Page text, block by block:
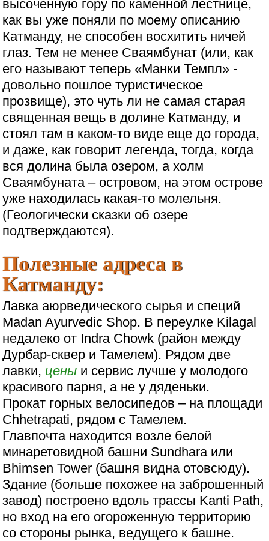
высоченную гору по каменной лестнице,
как вы уже поняли по моему описанию
Катманду, не способен восхитить ничей
глаз. Тем не менее Сваямбунат (или, как
его называют теперь «Манки Темпл» -
довольно пошлое туристическое
прозвище), это чуть ли не самая старая
священная вещь в долине Катманду, и
стоял там в каком-то виде еще до города,
и даже, как говорит легенда, тогда, когда
вся долина была озером, а холм
Сваямбуната – островом, на этом острове
уже находилась какая-то молельня.
(Геологически сказки об озере
подтверждаются).
Полезные адреса в
Катманду:
Лавка аюрведического сырья и специй
Madan Ayurvedic Shop. В переулке Kilagal
недалеко от Indra Chowk (район между
Дурбар-сквер и Тамелем). Рядом две
лавки, цены и сервис лучше у молодого
красивого парня, а не у дяденьки.
Прокат горных велосипедов – на площади
Chhetrapati, рядом с Тамелем.
Главпочта находится возле белой
минаретовидной башни Sundhara или
Bhimsen Tower (башня видна отовсюду).
Здание (больше похожее на заброшенный
завод) построено вдоль трассы Kanti Path,
но вход на его огороженную территорию
со стороны рынка, ведущего к башне.